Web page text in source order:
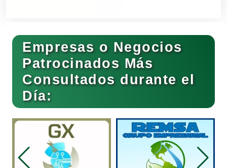
Basculas
Bebidas
Belleza
Bordados y Estampados
Empresas o Negocios
Patrocinados Más
Consultados durante el
Día: